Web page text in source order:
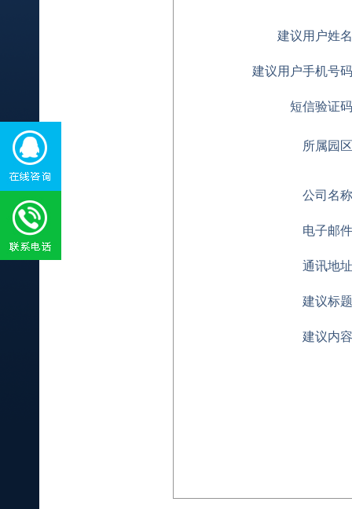
建议用户姓名
建议用户手机号码
短信验证码
所属园区
公司名称
电子邮件
通讯地址
建议标题
建议内容